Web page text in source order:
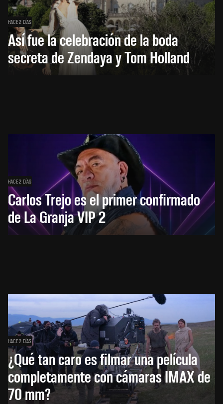
HACE 2 DÍAS
Así fue la celebración de la boda
secreta de Zendaya y Tom Holland
HACE 2 DÍAS
Carlos Trejo es el primer confirmado
de La Granja VIP 2
HACE 2 DÍAS
¿Qué tan caro es filmar una película
completamente con cámaras IMAX de
70 mm?